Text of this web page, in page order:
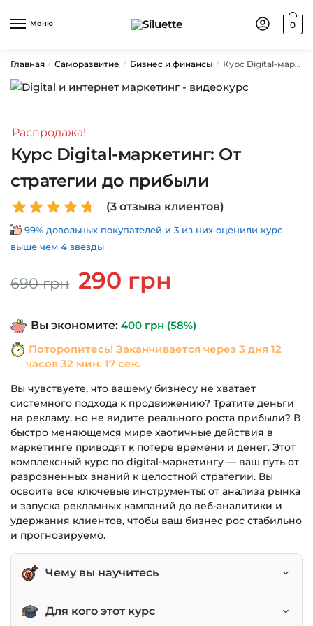
Меню 0
Главная / Саморазвитие / Бизнес и финансы / Курс Digital-маркетинг: От стратегии до прибыли
Распродажа!
Курс Digital-маркетинг: От
стратегии до прибыли
(3отзыва клиентов)
99% довольных покупателей и 3 из них оценили курс
выше чем 4 звезды
690грн
Первоначальная
цена
690 грн.
290 грн
Вы экономите: 400 грн (58%)
Поторопитесь! Заканчивается через 3 дня 12
часов 32 мин. 17 сек.
Вы чувствуете, что вашему бизнесу не хватает
системного подхода к продвижению? Тратите деньги
на рекламу, но не видите реального роста прибыли? В
быстро меняющемся мире хаотичные действия в
маркетинге приводят к потере времени и денег. Этот
комплексный курс по digital-маркетингу — ваш путь от
разрозненных знаний к целостной стратегии. Вы
освоите все ключевые инструменты: от анализа рынка
и запуска рекламных кампаний до веб-аналитики и
удержания клиентов, чтобы ваш бизнес рос стабильно
и прогнозируемо.
Чему вы научитесь
Разрабатывать digital-стратегию на основе
Для кого этот курс